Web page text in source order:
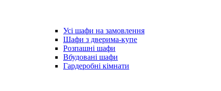
Усі шафи на замовлення
Шафи з дверима-купе
Розпашні шафи
Вбудовані шафи
Гардеробні кімнати